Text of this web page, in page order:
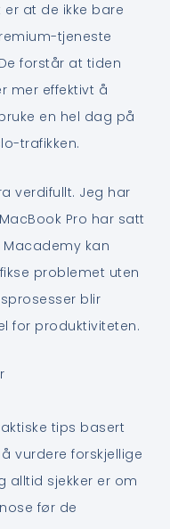
at de ikke bare
tjeneste
forstår at tiden
mer effektivt å
en hel dag på
trafikken.
verdifullt. Jeg har
Pro har satt
Macademy kan
problemet uten
blir
for produktiviteten.
tips basert
vurdere forskjellige
alltid sjekker er om
før de